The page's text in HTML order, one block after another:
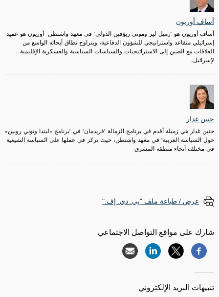
أساف أوريون
أساف أوريون هو "زميل ليز وموني ريؤفين الدولي" في معهد واشنطن. أوريون هو عميد
إسرائيلي متقاعد واستراتيجي للشؤون الدفاعية، ويتراوح نطاق أبحاثه الواسع من
العلاقات مع الصين إلى الاستراتيجيات والسياسات السياسية والعسكرية الإقليمية
لإسرائيل.
حنين غدار
حنين غدار هي زميلة أقدم في برنامج الزمالة "فريدمان" في "برنامج «ليندا وتوني روبين»
حول السياسة العربية" في معهد واشنطن، حيث تركز في عملها على السياسة الشيعية
في مختلف أنحاء منطقة المشرق.
عرض / طباعة ملف "پي. دي. إف."
شارك على مواقع التواصل الاجتماعي
تنبيهات البريد الإلكتروني